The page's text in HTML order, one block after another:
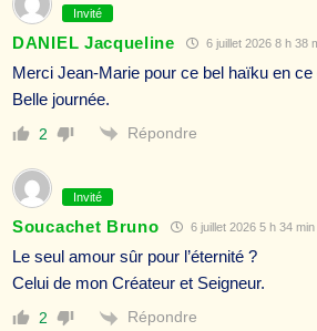
Invité
DANIEL Jacqueline 6 juillet 2026 8 h 38
Merci Jean-Marie pour ce bel haïku en
Belle journée.
2 Répondre
Invité
Soucachet Bruno 6 juillet 2026 5 h 34 min
Le seul amour sûr pour l’éternité ?
Celui de mon Créateur et Seigneur.
2 Répondre